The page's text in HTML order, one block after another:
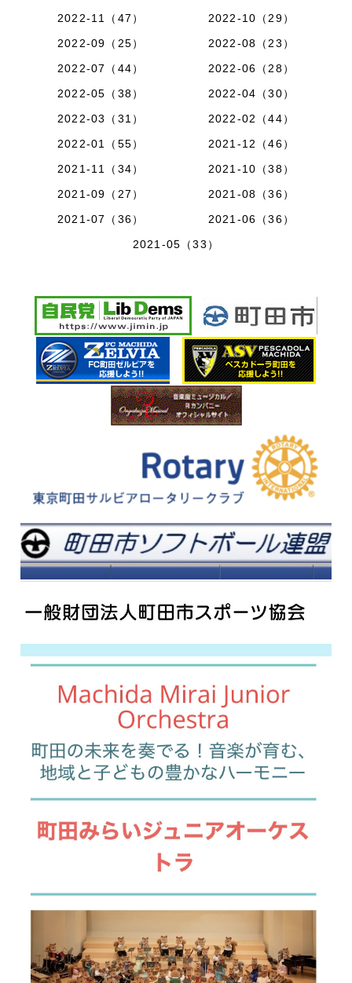
2022-11（47）
2022-10（29）
2022-09（25）
2022-08（23）
2022-07（44）
2022-06（28）
2022-05（38）
2022-04（30）
2022-03（31）
2022-02（44）
2022-01（55）
2021-12（46）
2021-11（34）
2021-10（38）
2021-09（27）
2021-08（36）
2021-07（36）
2021-06（36）
2021-05（33）